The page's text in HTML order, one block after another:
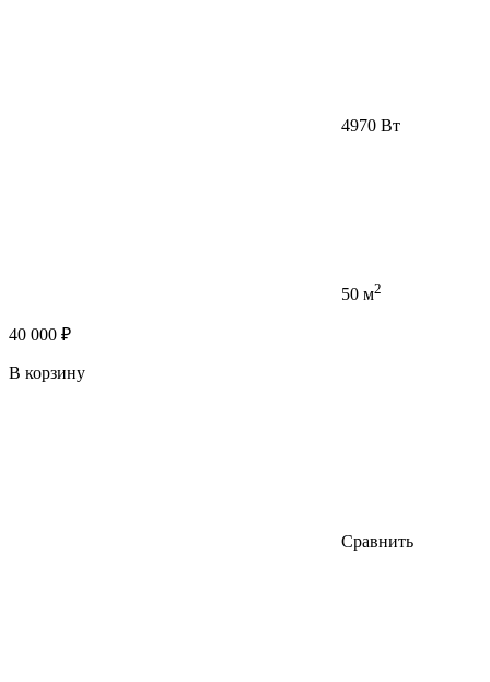
4970 Вт
50 м2
40 000 ₽
В корзину
Сравнить